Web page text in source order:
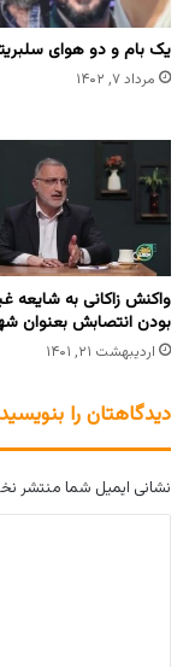
یک بام و دو هوای
مرداد ۷, ۱۴۰۲
واکنش زاکانی به شایعه
بودن انتصابش بعنوان
اردیبهشت ۲۱, ۱۴۰۱
دیدگاهتان را بنویسید
نشانی ایمیل شما منتشر